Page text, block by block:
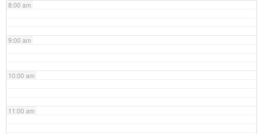
8:00 am
9:00 am
10:00 am
11:00 am